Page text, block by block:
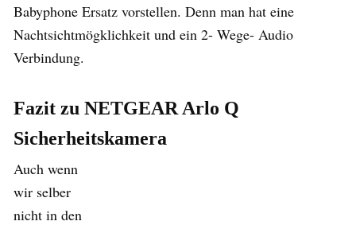
Babyphone Ersatz vorstellen. Denn man hat eine
Nachtsichtmögklichkeit und ein 2- Wege- Audio
Verbindung.
Fazit zu NETGEAR Arlo Q
Sicherheitskamera
Auch wenn
wir selber
nicht in den